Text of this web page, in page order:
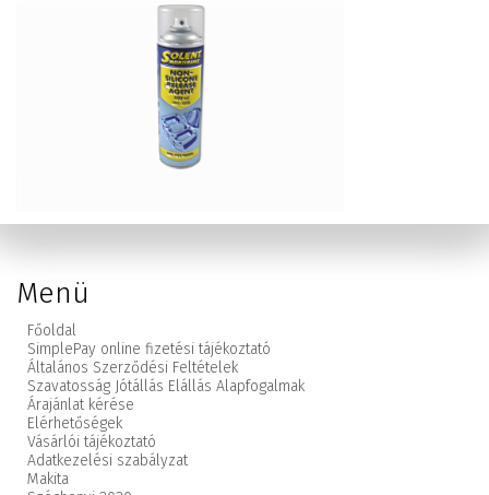
Menü
Főoldal
SimplePay online fizetési tájékoztató
Általános Szerződési Feltételek
Szavatosság Jótállás Elállás Alapfogalmak
Árajánlat kérése
Elérhetőségek
Vásárlói tájékoztató
Adatkezelési szabályzat
Makita